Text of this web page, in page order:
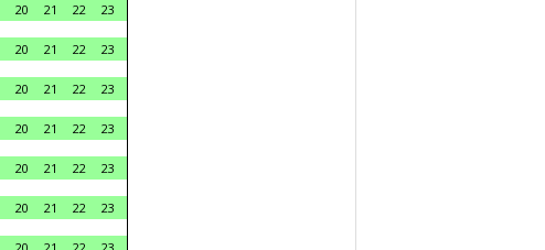
20 21 22
23
20 21 22
23
20 21 22
23
20 21 22
23
20 21 22
23
20 21 22
23